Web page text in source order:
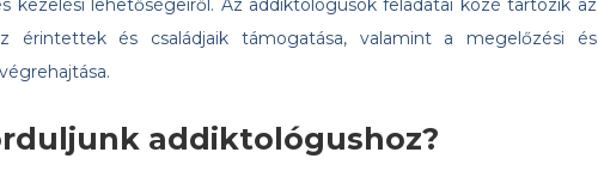
kezelési lehetőségeiről. Az addiktológusok feladatai közé tartozik az
érintettek és családjaik támogatása, valamint a megelőzési és
addiktológushoz?